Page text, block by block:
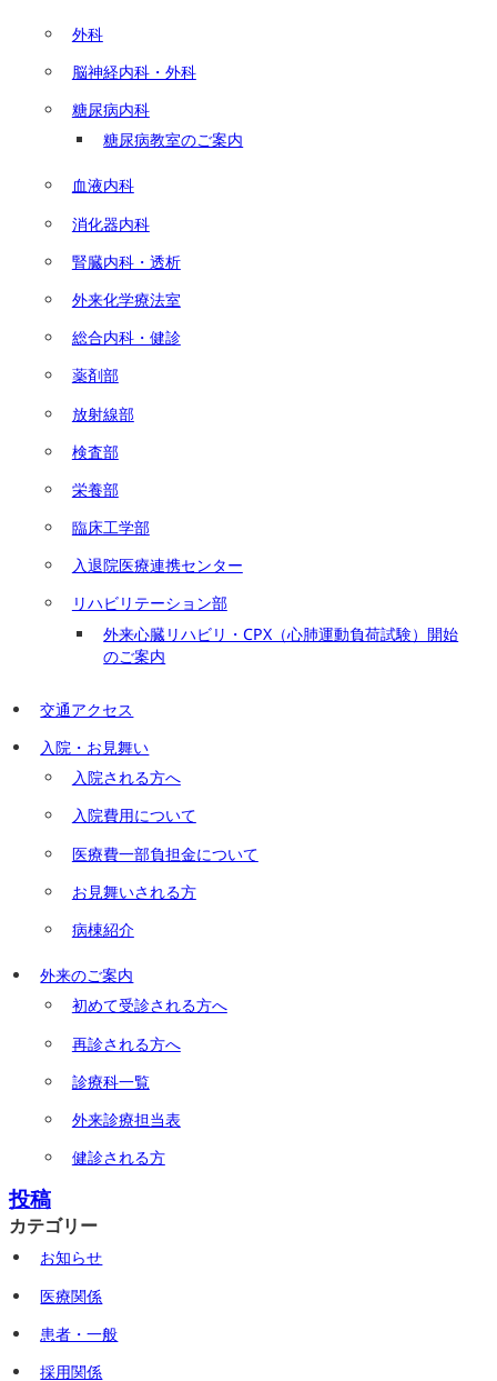
外科
脳神経内科・外科
糖尿病内科
糖尿病教室のご案内
血液内科
消化器内科
腎臓内科・透析
外来化学療法室
総合内科・健診
薬剤部
放射線部
検査部
栄養部
臨床工学部
入退院医療連携センター
リハビリテーション部
外来心臓リハビリ・CPX（心肺運動負荷試験）開始
のご案内
交通アクセス
入院・お見舞い
入院される方へ
入院費用について
医療費一部負担金について
お見舞いされる方
病棟紹介
外来のご案内
初めて受診される方へ
再診される方へ
診療科一覧
外来診療担当表
健診される方
投稿
カテゴリー
お知らせ
医療関係
患者・一般
採用関係